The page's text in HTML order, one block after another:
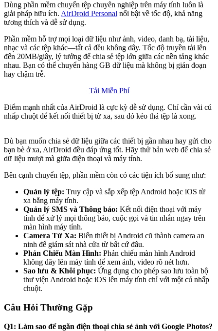
Dùng phần mềm chuyển tệp chuyên nghiệp trên máy tính luôn là
giải pháp hữu ích. AirDroid Personal nổi bật về tốc độ, khả năng
tương thích và dễ sử dụng.
Phần mềm hỗ trợ mọi loại dữ liệu như ảnh, video, danh bạ, tài liệu,
nhạc và các tệp khác—tất cả đều không dây. Tốc độ truyền tải lên
đến 20MB/giây, lý tưởng để chia sẻ tệp lớn giữa các nền tảng khác
nhau. Bạn có thể chuyển hàng GB dữ liệu mà không bị gián đoạn
hay chậm trễ.
Tải Miễn Phí
Điểm mạnh nhất của AirDroid là cực kỳ dễ sử dụng. Chỉ cần vài cú
nhấp chuột để kết nối thiết bị từ xa, sau đó kéo thả tệp là xong.
Dù bạn muốn chia sẻ dữ liệu giữa các thiết bị gần nhau hay gửi cho
bạn bè ở xa, AirDroid đều đáp ứng tốt. Hãy thử bản web để chia sẻ
dữ liệu mượt mà giữa điện thoại và máy tính.
Bên cạnh chuyển tệp, phần mềm còn có các tiện ích bổ sung như:
Quản lý tệp: Truy cập và sắp xếp tệp Android hoặc iOS từ
xa bằng máy tính.
Quản lý SMS và Thông báo: Kết nối điện thoại với máy
tính để xử lý mọi thông báo, cuộc gọi và tin nhắn ngay trên
màn hình máy tính.
Camera Từ Xa: Biến thiết bị Android cũ thành camera an
ninh để giám sát nhà cửa từ bất cứ đâu.
Phản Chiếu Màn Hình: Phản chiếu màn hình Android
không dây lên máy tính để xem ảnh, video rõ nét hơn.
Sao lưu & Khôi phục: Ứng dụng cho phép sao lưu toàn bộ
thư viện Android hoặc iOS lên máy tính chỉ với một cú nhấp
chuột.
Câu Hỏi Thường Gặp
Q1: Làm sao để ngăn điện thoại chia sẻ ảnh với Google Photos?